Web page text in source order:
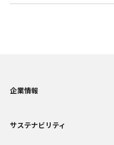
企業情報
サステナビリティ